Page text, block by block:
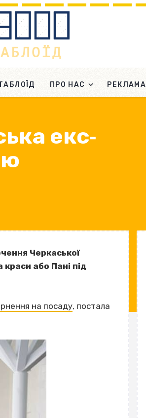
ПРО НАС РЕКЛАМА
екс‐
Черкаської
або Пані під
на посаду, постала